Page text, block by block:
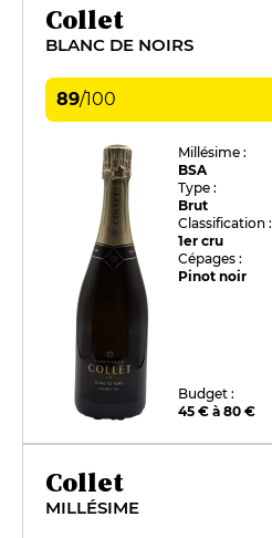
Collet
BLANC DE NOIRS
89/100
Millésime :
BSA
Type :
Brut
Classification :
1er cru
Cépages :
Pinot noir
Budget :
45 € à 80 €
Collet
MILLÉSIME